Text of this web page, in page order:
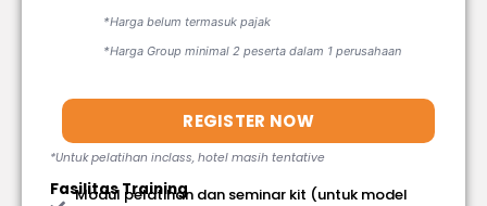
*Harga belum termasuk pajak
*Harga Group minimal 2 peserta dalam 1 perusahaan
REGISTER NOW
*Untuk pelatihan inclass, hotel masih tentative
Fasilitas Training
Modul pelatihan dan seminar kit (untuk model